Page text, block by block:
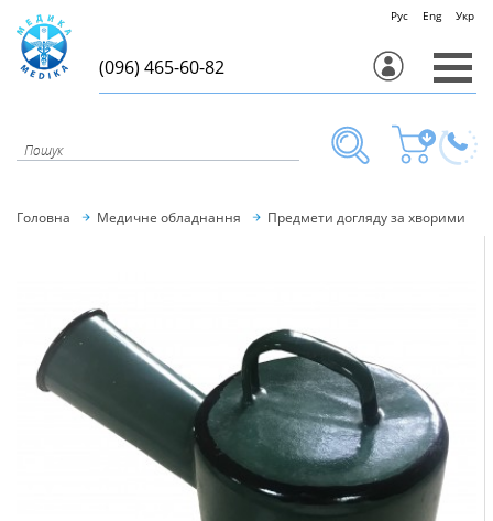
Рус Eng Укр
(096) 465-60-82
Головна Медичне обладнання Предмети догляду за хворими